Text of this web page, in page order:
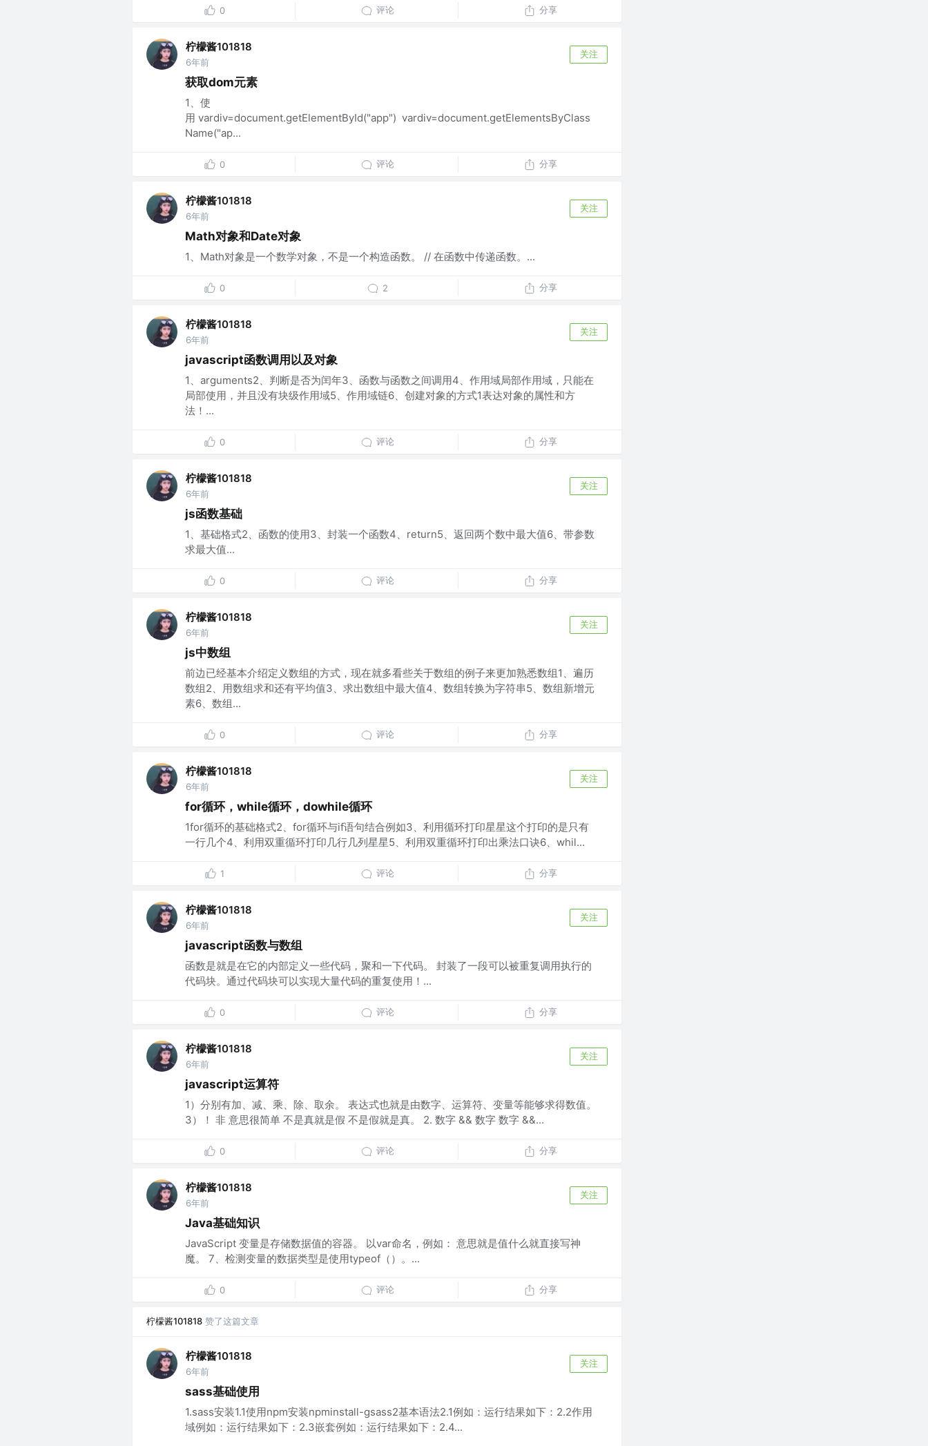
0 评论 分享
柠檬酱101818
6年前
关注
获取dom元素
1、使
用 vardiv=document.getElementById("app") vardiv=document.getElementsByClass
Name("ap...
0 评论 分享
柠檬酱101818
6年前
关注
Math对象和Date对象
1、Math对象是一个数学对象，不是一个构造函数。 // 在函数中传递函数。...
0 2 分享
柠檬酱101818
6年前
关注
javascript函数调用以及对象
1、arguments2、判断是否为闰年3、函数与函数之间调用4、作用域局部作用域，只能在
局部使用，并且没有块级作用域5、作用域链6、创建对象的方式1表达对象的属性和方
法！...
0 评论 分享
柠檬酱101818
6年前
关注
js函数基础
1、基础格式2、函数的使用3、封装一个函数4、return5、返回两个数中最大值6、带参数
求最大值...
0 评论 分享
柠檬酱101818
6年前
关注
js中数组
前边已经基本介绍定义数组的方式，现在就多看些关于数组的例子来更加熟悉数组1、遍历
数组2、用数组求和还有平均值3、求出数组中最大值4、数组转换为字符串5、数组新增元
素6、数组...
0 评论 分享
柠檬酱101818
6年前
关注
for循环，while循环，dowhile循环
1for循环的基础格式2、for循环与if语句结合例如3、利用循环打印星星这个打印的是只有
一行几个4、利用双重循环打印几行几列星星5、利用双重循环打印出乘法口诀6、whil...
1 评论 分享
柠檬酱101818
6年前
关注
javascript函数与数组
函数是就是在它的内部定义一些代码，聚和一下代码。 封装了一段可以被重复调用执行的
代码块。通过代码块可以实现大量代码的重复使用！...
0 评论 分享
柠檬酱101818
6年前
关注
javascript运算符
1）分别有加、减、乘、除、取余。 表达式也就是由数字、运算符、变量等能够求得数值。
3）！ 非 意思很简单 不是真就是假 不是假就是真。 2. 数字 && 数字 数字 &&...
0 评论 分享
柠檬酱101818
6年前
关注
Java基础知识
JavaScript 变量是存储数据值的容器。 以var命名，例如： 意思就是值什么就直接写神
魔。 7、检测变量的数据类型是使用typeof（）。...
0 评论 分享
柠檬酱101818 赞了这篇文章
柠檬酱101818
6年前
关注
sass基础使用
1.sass安装1.1使用npm安装npminstall-gsass2基本语法2.1例如：运行结果如下：2.2作用
域例如：运行结果如下：2.3嵌套例如：运行结果如下：2.4...